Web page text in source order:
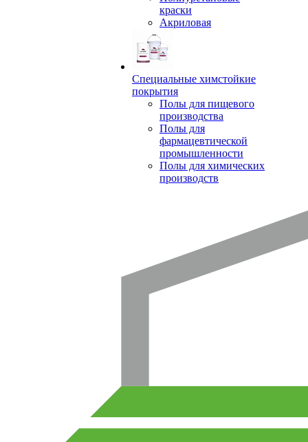
краски
Акриловая
Специальные химстойкие
покрытия
Полы для пищевого
производства
Полы для
фармацевтической
промышленности
Полы для химических
производств